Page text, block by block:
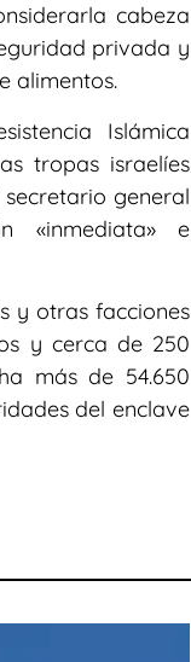
cabeza
privada y
alimentos.
Islámica
tropas israelíes
general
«inmediata» e
y otras facciones
y cerca de 250
más de 54.650
del enclave